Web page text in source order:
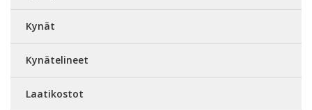
Kynät
Kynätelineet
Laatikostot